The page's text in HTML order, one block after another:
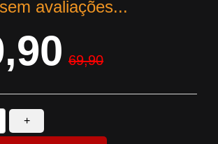
avaliações...
69,90
+